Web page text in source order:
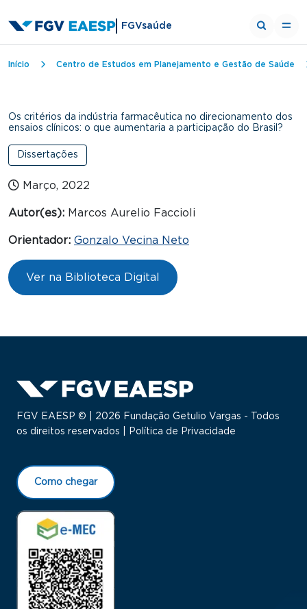
FGVsaúde
Trilha de navegação
Início Centro de Estudos em Planejamento e Gestão de Saúde
Os critérios da indústria farmacêutica no direcionamento dos
ensaios clínicos: o que aumentaria a participação do Brasil?
Dissertações
Março, 2022
Autor(es): Marcos Aurelio Faccioli
Orientador: Gonzalo Vecina Neto
Ver na Biblioteca Digital
FGV EAESP © | 2026 Fundação Getulio Vargas - Todos
os direitos reservados |
Política de Privacidade
Como chegar